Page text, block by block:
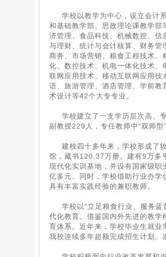
学校以教学为中心，设立会计
和基础教学部、思政理论课教学
济管理、食品科技、机械数控、
与理财、统计与会计核算、财务
商务、市场营销、粮食工程技术
化、数控技术、机电一体化技术
联网应用技术、移动互联网应用
语、旅游管理、酒店管理、学前
术设计等42个大专专业。
学校建立了一支学历层次高、
副教授229人，专任教师中“双师
建校四十多年来，学校形成了
馆，藏书120.37万册。建有9万多
现代化实训基地，并设有国家级
亿多元。同时，学校借助行业办
具有丰富实践经验的兼职教师。
学校以“立足粮食行业、服务
代化教育。借鉴国内外先进的教
育体系。近年来，学校毕业生就
我校连续多年超额完成招生计划。